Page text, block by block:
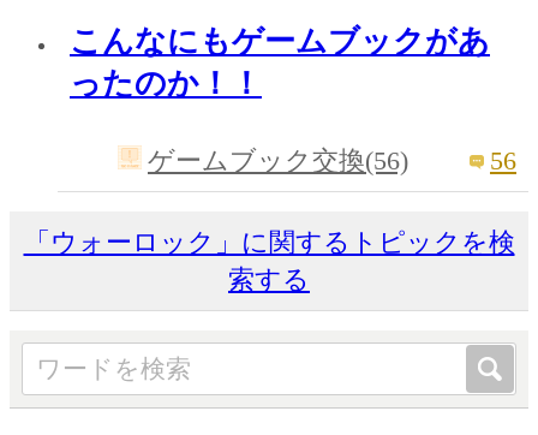
こんなにもゲームブックがあ
ったのか！！
ゲームブック交換(56) 56
「ウォーロック」に関するトピックを検
索する